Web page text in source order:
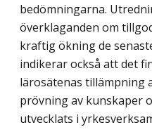
bedömningarna.
överklaganden om
kraftig ökning de
indikerar också att det
lärosätenas tillämpning
prövning av kunskaper
utvecklats i